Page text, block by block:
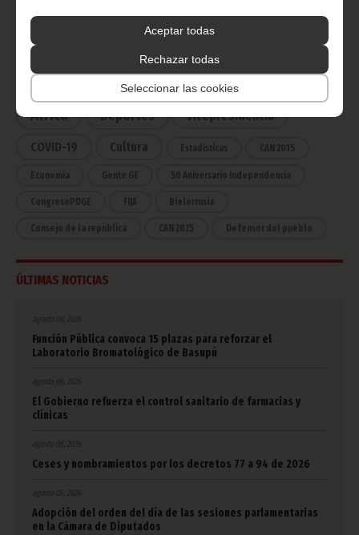
Aceptar todas
Rechazar todas
Seleccionar las cookies
CATEGORÍAS
Noticias Gobierno
Presidencia
África
Deportes Vicepresidencia
COVID-19 Cultura Estadísticas CAN 2015
Economía Gente GE 50 Aniversario Independencia
CongresoPDGE FIJA Bielorrusia
Consejo de la república CAN 2025 Defensor del pueblo
ÚLTIMAS NOTICIAS
agosto 06, 2026
Función Pública convoca 15 plazas para reforzar el
Laboratorio Bromatológico de Basupú
agosto 06, 2026
El Gobierno refuerza el control sanitario de farmacias y
clínicas
agosto 06, 2026
Ceses y nombramientos por los decretos 77 a 94 de 2026
Adopción del orden del día de las sesiones parlamentarias
en la Cámara de Diputados